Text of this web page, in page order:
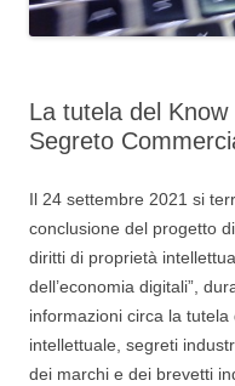
La tutela del Know
Segreto
Il 24 settembre 2021 si
conclusione del progetto
diritti di proprietà
dell’economia digitali”,
informazioni circa la
intellettuale, segreti
dei marchi e dei brevetti